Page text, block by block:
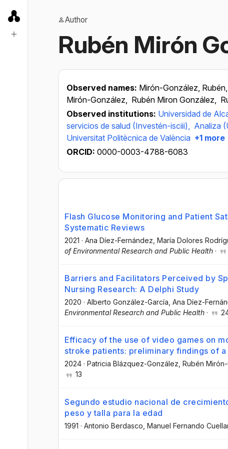
Author
Rubén Mirón
Observed names: Mirón-González, Rubén,
Mirón-González, Rubén Miron González,
Observed institutions: Universidad de
servicios de salud (Investén-isciii), Analiza
Universitat Politècnica de València +1 more
ORCID: 0000-0003-4788-6083
Flash Glucose Monitoring and Patient
Systematic Reviews
2021 · Ana Díez-Fernández , María Dolores
of Environmental Research and Public Health ·
Barriers and Facilitators Perceived by
Nursing Research: A Delphi Study
2020 · Alberto González-García , Ana Díez-
Environmental Research and Public Health ·
Efficacy of the use of video games on
stroke patients: preliminary findings of
2024 · Patricia Blázquez-González , Rubén
13
Segundo estudio nacional de
peso y talla para la edad
1991 · Antonio Berdasco , Manuel Fernando